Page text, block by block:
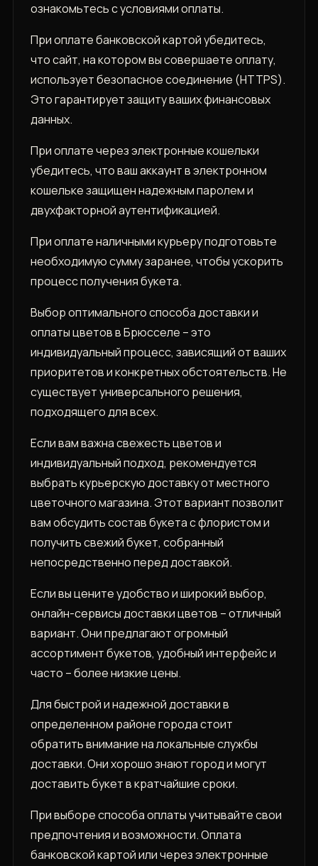
ознакомьтесь с условиями оплаты.
При оплате банковской картой убедитесь,
что сайт, на котором вы совершаете оплату,
использует безопасное соединение (HTTPS).
Это гарантирует защиту ваших финансовых
данных.
При оплате через электронные кошельки
убедитесь, что ваш аккаунт в электронном
кошельке защищен надежным паролем и
двухфакторной аутентификацией.
При оплате наличными курьеру подготовьте
необходимую сумму заранее, чтобы ускорить
процесс получения букета.
Выбор оптимального способа доставки и
оплаты цветов в Брюсселе – это
индивидуальный процесс, зависящий от ваших
приоритетов и конкретных обстоятельств. Не
существует универсального решения,
подходящего для всех.
Если вам важна свежесть цветов и
индивидуальный подход, рекомендуется
выбрать курьерскую доставку от местного
цветочного магазина. Этот вариант позволит
вам обсудить состав букета с флористом и
получить свежий букет, собранный
непосредственно перед доставкой.
Если вы цените удобство и широкий выбор,
онлайн-сервисы доставки цветов – отличный
вариант. Они предлагают огромный
ассортимент букетов, удобный интерфейс и
часто – более низкие цены.
Для быстрой и надежной доставки в
определенном районе города стоит
обратить внимание на локальные службы
доставки. Они хорошо знают город и могут
доставить букет в кратчайшие сроки.
При выборе способа оплаты учитывайте свои
предпочтения и возможности. Оплата
банковской картой или через электронные